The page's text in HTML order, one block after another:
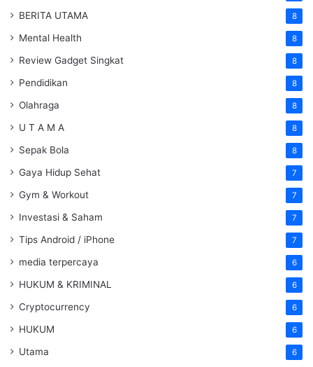
BERITA UTAMA 8
Mental Health 8
Review Gadget Singkat 8
Pendidikan 8
Olahraga 8
U T A M A 8
Sepak Bola 8
Gaya Hidup Sehat 7
Gym & Workout 7
Investasi & Saham 7
Tips Android / iPhone 7
media terpercaya 6
HUKUM & KRIMINAL 6
Cryptocurrency 6
HUKUM 6
Utama 6